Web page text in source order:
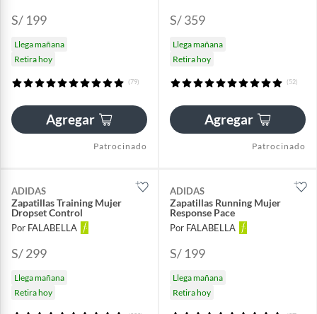
S/ 199
Llega mañana
Retira hoy
(79)
Agregar
Patrocinado
S/ 359
Llega mañana
Retira hoy
(52)
Agregar
Patrocinado
ADIDAS
Zapatillas Training Mujer
Dropset Control
Por FALABELLA
S/ 299
Llega mañana
Retira hoy
ADIDAS
Zapatillas Running Mujer
Response Pace
Por FALABELLA
S/ 199
Llega mañana
Retira hoy